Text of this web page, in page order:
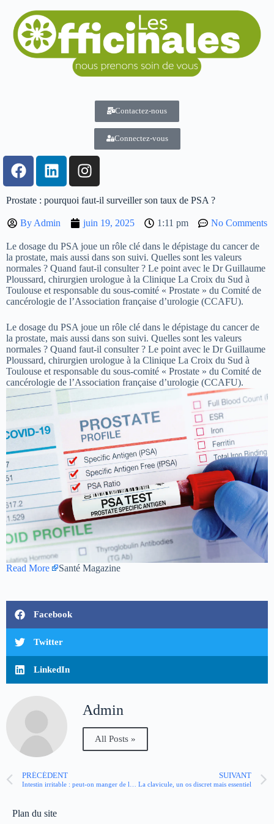
Contactez-nous
Connectez-vous
Prostate : pourquoi faut-il surveiller son taux de PSA ?
ByAdmin juin 19, 2025 1:11 pm No Comments
Le dosage du PSA joue un rôle clé dans le dépistage du cancer de
la prostate, mais aussi dans son suivi. Quelles sont les valeurs
normales ? Quand faut-il consulter ? Le point avec le Dr Guillaume
Ploussard, chirurgien urologue à la Clinique La Croix du Sud à
Toulouse et responsable du sous-comité « Prostate » du Comité de
cancérologie de l’Association française d’urologie (CCAFU).
Le dosage du PSA joue un rôle clé dans le dépistage du cancer de
la prostate, mais aussi dans son suivi. Quelles sont les valeurs
normales ? Quand faut-il consulter ? Le point avec le Dr Guillaume
Ploussard, chirurgien urologue à la Clinique La Croix du Sud à
Toulouse et responsable du sous-comité « Prostate » du Comité de
cancérologie de l’Association française d’urologie (CCAFU).
Read More Santé Magazine
Facebook
Twitter
LinkedIn
Admin
All Posts »
PRÉCÉDENT
Intestin irritable : peut-on manger de la salade ?
SUIVANT
La clavicule, un os discret mais essentiel
Plan du site